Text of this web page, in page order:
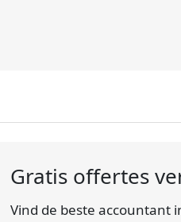
Gratis offertes
Vind de beste accountant